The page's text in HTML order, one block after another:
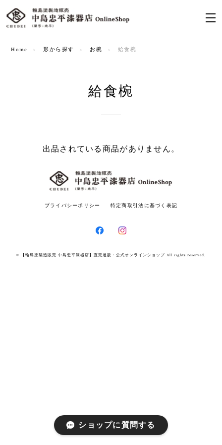
Home 形から探す お椀 給食椀
給食椀
出品されている商品がありません。
プライバシーポリシー 特定商取引法に基づく表記
© 【輪島塗製造販売 中島忠平漆器店】直売通販・公式オンラインショップ All rights reserved.
ショップに質問する